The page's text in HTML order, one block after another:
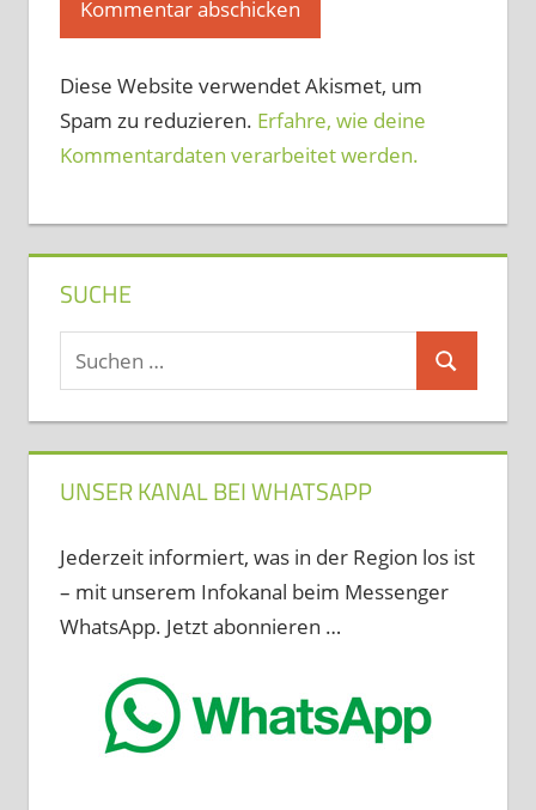
Diese Website verwendet Akismet, um
Spam zu reduzieren. Erfahre, wie deine
Kommentardaten verarbeitet werden.
SUCHE
Suchen
nach:
Suchen
UNSER KANAL BEI WHATSAPP
Jederzeit informiert, was in der Region los ist
– mit unserem Infokanal beim Messenger
WhatsApp. Jetzt abonnieren …